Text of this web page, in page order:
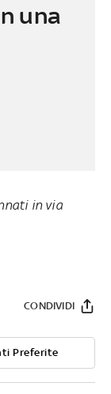
una
in via
Preferite
CONDIVIDI